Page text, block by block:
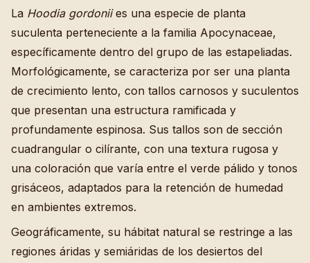
La Hoodia gordoniies una especie de planta
suculenta perteneciente a la familia Apocynaceae,
específicamente dentro del grupo de las estapeliadas.
Morfológicamente, se caracteriza por ser una planta
de crecimiento lento, con tallos carnosos y suculentos
que presentan una estructura ramificada y
profundamente espinosa. Sus tallos son de sección
cuadrangular o cilírante, con una textura rugosa y
una coloración que varía entre el verde pálido y tonos
grisáceos, adaptados para la retención de humedad
en ambientes extremos.
Geográficamente, su hábitat natural se restringe a las
regiones áridas y semiáridas de los desiertos del